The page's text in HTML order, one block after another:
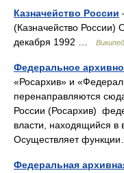
Казначейство России
(Казначейство
декабря 1992 …
Федеральное
«Росархив» и
перенаправляются
России (Росархив)
власти, находящийся в
Осуществляет
Федеральная